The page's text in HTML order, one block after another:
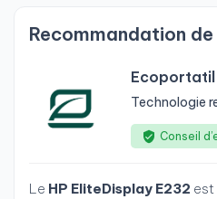
Recommandation
Ecoportatil
Technologie
Conseil
Le HP EliteDisplay E232 est